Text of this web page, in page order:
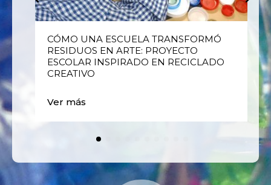
CÓMO UNA ESCUELA TRANSFORMÓ
RESIDUOS EN ARTE: PROYECTO
ESCOLAR INSPIRADO EN RECICLADO
CREATIVO
Ver más